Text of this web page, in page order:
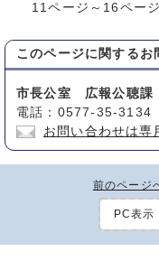
11ページ～16ページ
このページに関する お
市長公室 広報公聴課
電話：0577-35-
お問い合わせは専
前のページ
PC表示